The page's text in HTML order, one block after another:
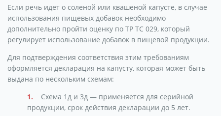
Если речь идет о соленой или квашеной капусте, в случае
использования пищевых добавок необходимо
дополнительно пройти оценку по ТР ТС 029, который
регулирует использование добавок в пищевой продукции.
Для подтверждения соответствия этим требованиям
оформляется декларация на капусту, которая может быть
выдана по нескольким схемам:
Схема 1д и 3д — применяется для серийной
продукции, срок действия декларации до 5 лет.